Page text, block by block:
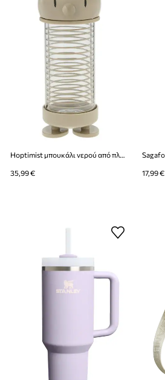
Hoptimist μπουκάλι νερού από πλαστικό 400 ml
35,99 € 17,99 €